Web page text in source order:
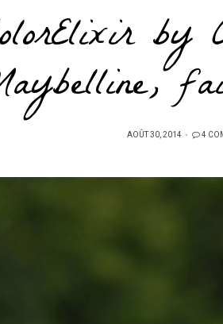
by
PUBLIÉ
AOÛT 30, 2014 4